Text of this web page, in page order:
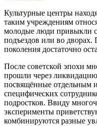
Культурные центры
таким учреждениям
молодые люди привыкли
подъездов или во дворах.
поколения достаточно
После советской эпохи
прошли через
посвящённые отдельным
специфических
подростков. Ввиду
эксперименты
комбинируются разные